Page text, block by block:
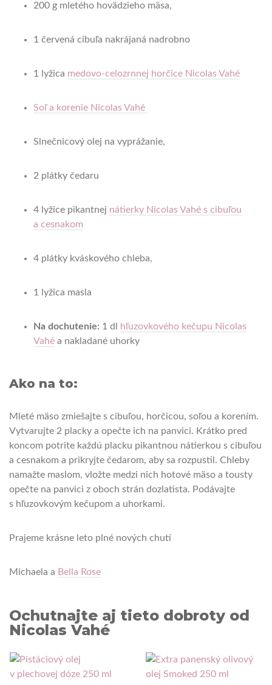
200 g mletého hovädzieho mäsa,
1 červená cibuľa nakrájaná nadrobno
1 lyžica medovo-celozrnnej horčice Nicolas Vahé
Soľ a korenie Nicolas Vahé
Slnečnicový olej na vyprážanie,
2 plátky čedaru
4 lyžice pikantnej nátierky Nicolas Vahé s cibuľou
a cesnakom
4 plátky kváskového chleba,
1 lyžica masla
Na dochutenie: 1 dl
hľuzovkového kečupu Nicolas
Vahé a nakladané uhorky
Ako na to:
Mleté mäso zmiešajte s cibuľou, horčicou, soľou a korením.
Vytvarujte 2 placky a opečte ich na panvici. Krátko pred
koncom potrite každú placku pikantnou nátierkou s cibuľou
a cesnakom a prikryjte čedarom, aby sa rozpustil. Chleby
namažte maslom, vložte medzi nich hotové mäso a tousty
opečte na panvici z oboch strán dozlatista. Podávajte
s hľuzovkovým kečupom a uhorkami.
Prajeme krásne leto plné nových chutí
Michaela a Bella Rose
Ochutnajte aj tieto dobroty od
Nicolas Vahé